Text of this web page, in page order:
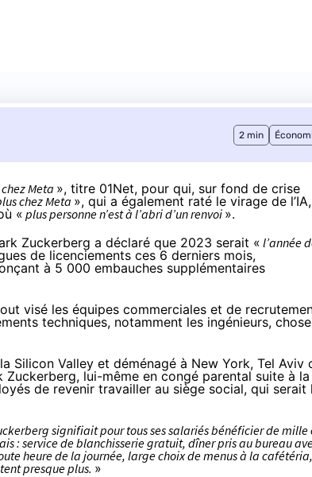
2 min
Meta », titre 01Net, pour qui, sur fond de crise
chez Meta », qui a également raté le virage de l’IA,
« plus personne n’est à l’abri d’un renvoi ».
Zuckerberg a déclaré que 2023 serait « l’année
de licenciements ces 6 derniers mois,
à 5 000 embauches supplémentaires
visé les équipes commerciales et de
techniques, notamment les ingénieurs, chose
Silicon Valley et déménagé à New York, Tel Aviv
lui-même en congé parental suite à la
de revenir travailler au siège social, qui serait
signifiait pour tous ses salariés bénéficier de mille
: service de blanchisserie gratuit, dîner pris au bureau
heure de la journée, large choix de menus à la cafétéria,
presque plus. »